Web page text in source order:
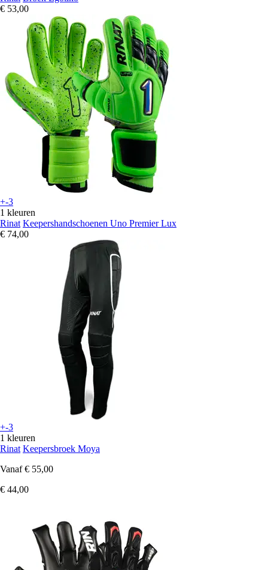
€ 53,00
+-3
1 kleuren
Rinat Keepershandschoenen Uno Premier Lux
€ 74,00
+-3
1 kleuren
Rinat Keepersbroek Moya
Vanaf € 55,00
€ 44,00